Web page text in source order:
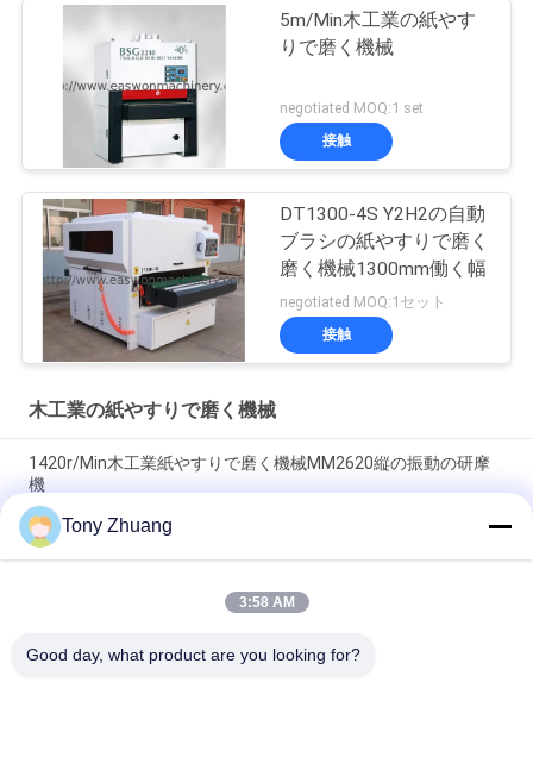
5m/Min木工業の紙やす
りで磨く機械
negotiated MOQ:1 set
接触
DT1300-4S Y2H2の自動
ブラシの紙やすりで磨く
磨く機械1300mm働く幅
negotiated MOQ:1セット
接触
木工業の紙やすりで磨く機械
1420r/Min木工業紙やすりで磨く機械MM2620縦の振動の研摩
機
750mm持ち上がる手の打撃ベルトの研摩機、MM2218木製の紙
やすりで磨く機械
W300mmの木工業紙やすりで磨く機械MM2030C横のベルトの
Tony Zhuang
3:58 AM
Good day, what product are you looking for?